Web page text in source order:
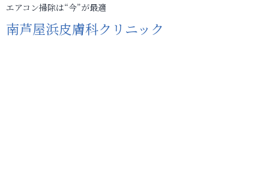
エアコン掃除は“今”が最適
南芦屋浜皮膚科クリニック